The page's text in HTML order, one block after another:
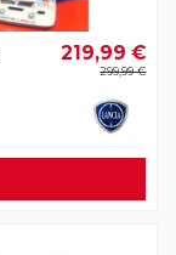
219,99 €
299,99 €